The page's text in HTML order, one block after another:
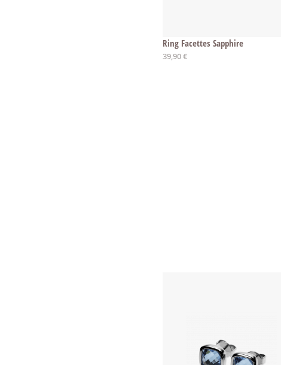
Ring Facettes Sapphire
Ab
39,90 €